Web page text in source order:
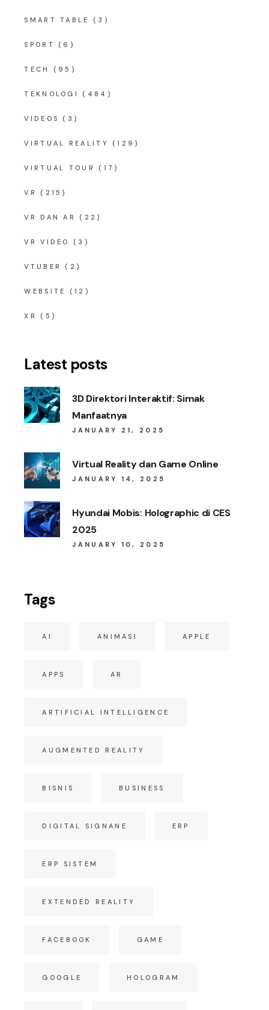
SMART TABLE (3)
SPORT (6)
TECH (95)
TEKNOLOGI (484)
VIDEOS (3)
VIRTUAL REALITY (129)
VIRTUAL TOUR (17)
VR (215)
VR DAN AR (22)
VR VIDEO (3)
VTUBER (2)
WEBSITE (12)
XR (5)
Latest posts
3D Direktori Interaktif: Simak
Manfaatnya
JANUARY 21, 2025
Virtual Reality dan Game Online
JANUARY 14, 2025
Hyundai Mobis: Holographic di CES
2025
JANUARY 10, 2025
Tags
AI ANIMASI APPLE
APPS AR
ARTIFICIAL INTELLIGENCE
AUGMENTED REALITY
BISNIS BUSINESS
DIGITAL SIGNANE ERP
ERP SISTEM
EXTENDED REALITY
FACEBOOK GAME
GOOGLE HOLOGRAM